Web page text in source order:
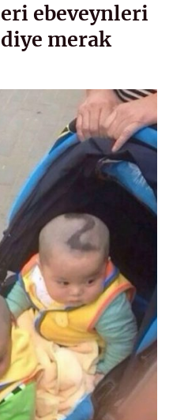
ebeveynleri
merak